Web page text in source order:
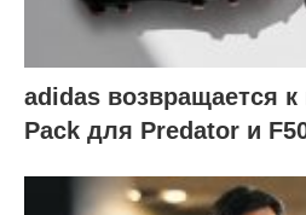
adidas возвращается к
Pack для Predator и